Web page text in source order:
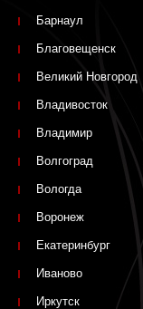
Барнаул
Благовещенск
Великий Новгород
Владивосток
Владимир
Волгоград
Вологда
Воронеж
Екатеринбург
Иваново
Иркутск